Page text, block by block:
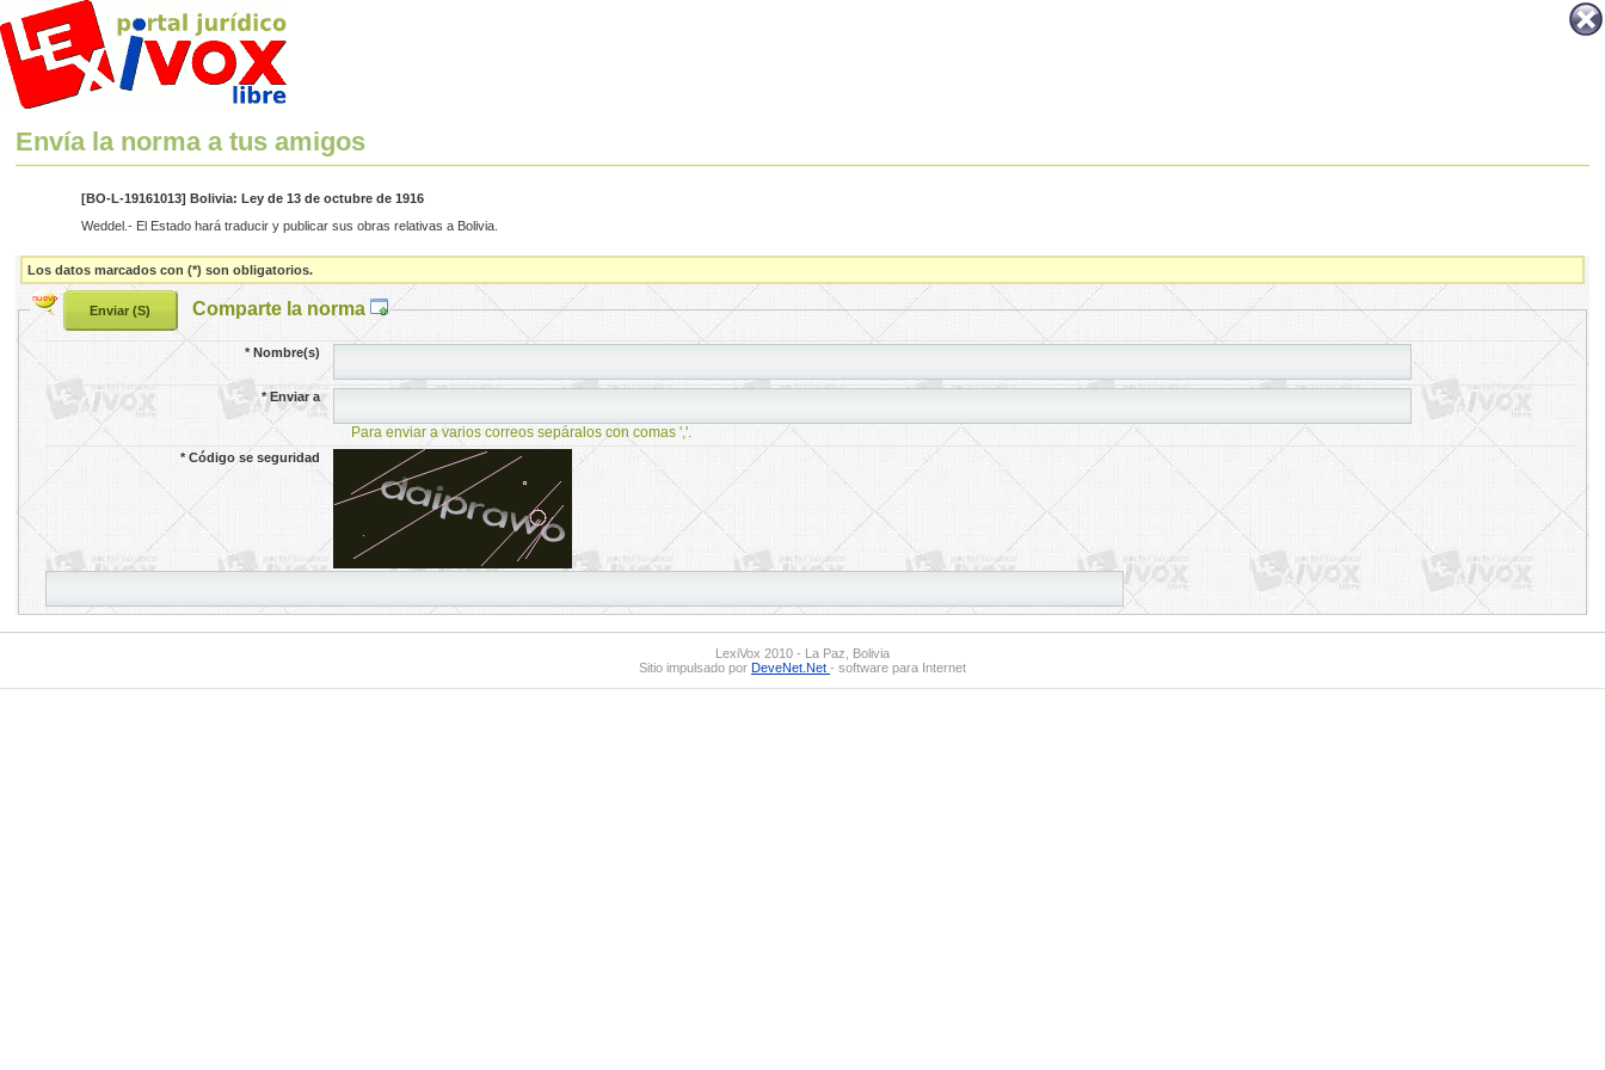
Envía la norma a tus amigos
[BO-L-19161013] Bolivia: Ley de 13 de octubre de 1916
Weddel.- El Estado hará traducir y publicar sus obras relativas a Bolivia.
Los datos marcados con (*) son obligatorios.
Comparte la norma
*Nombre(s)
*Enviar a
Para enviar a varios correos sepáralos con comas ','.
*Código se seguridad
LexiVox 2010 - La Paz, Bolivia
Sitio impulsado por DeveNet.Net - software para Internet